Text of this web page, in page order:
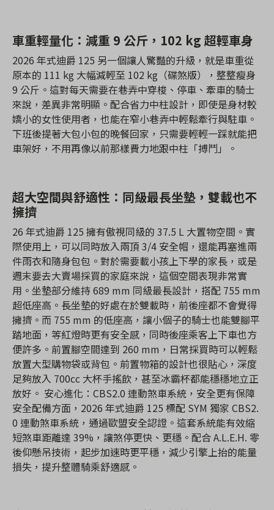
車重輕量化：減重 9 公斤，102 kg 超輕車身
2026 年式迪爵 125 另一個讓人驚豔的升級，就是車重從
原本的 111 kg 大幅減輕至 102 kg（碟煞版），整整瘦身
9 公斤。這對每天需要在巷弄中穿梭、停車、牽車的騎士
來說，差異非常明顯。配合省力中柱設計，即使是身材較
嬌小的女性使用者，也能在窄小巷弄中輕鬆牽行與駐車。
下班後提著大包小包的晚餐回家，只需要輕輕一踩就能把
車架好，不用再像以前那樣費力地跟中柱「搏鬥」。
超大空間與舒適性：同級最長坐墊，雙載也不
擁擠
26 年式迪爵 125 擁有傲視同級的 37.5 L 大置物空間。實
際使用上，可以同時放入兩頂 3/4 安全帽，還能再塞進兩
件雨衣和隨身包包。對於需要載小孩上下學的家長，或是
週末要去大賣場採買的家庭來說，這個空間表現非常實
用。坐墊部分維持 689 mm 同級最長設計，搭配 755 mm
超低座高。長坐墊的好處在於雙載時，前後座都不會覺得
擁擠。而 755 mm 的低座高，讓小個子的騎士也能雙腳平
踏地面，等紅燈時更有安全感，同時後座乘客上下車也方
便許多。前置腳空間達到 260 mm，日常採買時可以輕鬆
放置大型購物袋或背包。前置物箱的設計也很貼心，深度
足夠放入 700cc 大杯手搖飲，甚至冰霸杯都能穩穩地立正
放好。 安心進化：CBS2.0 連動煞車系統，安全更有保障
安全配備方面，2026 年式迪爵 125 標配 SYM 獨家 CBS2.
0 連動煞車系統，通過歐盟安全認證。這套系統能有效縮
短煞車距離達 39%，讓煞停更快、更穩。配合 A.L.E.H. 零
後仰懸吊技術，起步加速時更平穩，減少引擎上抬的能量
損失，提升整體騎乘舒適感。